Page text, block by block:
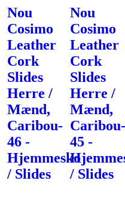
Nou
Cosimo
Leather
Cork
Slides
Herre /
Mænd,
Caribou-
46 -
Hjemmesko
/ Slides
Nou
Cosimo
Leather
Cork
Slides
Herre /
Mænd,
45 -
/ Slides